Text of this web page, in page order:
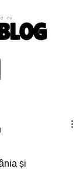
cu
și